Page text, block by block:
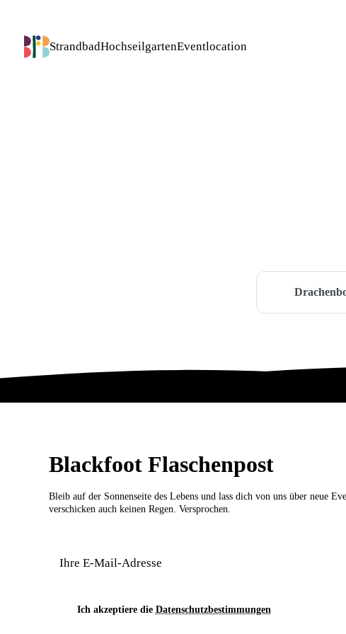
StrandbadHochseilgartenEventlocation
Blackfoot Flaschenpost
Bleib auf der Sonnenseite des Lebens und lass dich von uns über neue
verschicken auch keinen Regen. Versprochen.
Ich akzeptiere die Datenschutzbestimmungen